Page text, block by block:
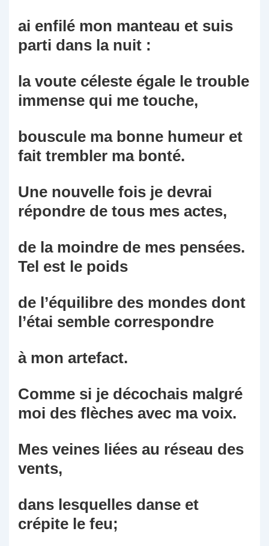
ai enfilé mon manteau et suis
parti dans la nuit :
la voute céleste égale le trouble
immense qui me touche,
bouscule ma bonne humeur et
fait trembler ma bonté.
Une nouvelle fois je devrai
répondre de tous mes actes,
de la moindre de mes pensées.
Tel est le poids
de l’équilibre des mondes dont
l’étai semble correspondre
à mon artefact.
Comme si je décochais malgré
moi des flèches avec ma voix.
Mes veines liées au réseau des
vents,
dans lesquelles danse et
crépite le feu;